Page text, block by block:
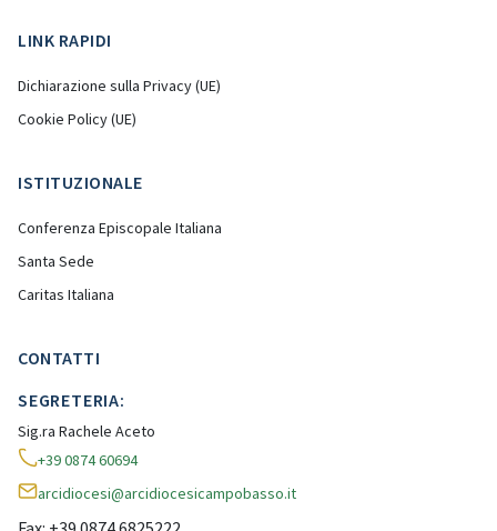
LINK RAPIDI
Dichiarazione sulla Privacy (UE)
Cookie Policy (UE)
ISTITUZIONALE
Conferenza Episcopale Italiana
Santa Sede
Caritas Italiana
CONTATTI
SEGRETERIA:
Sig.ra Rachele Aceto
+39 0874 60694
arcidiocesi@arcidiocesicampobasso.it